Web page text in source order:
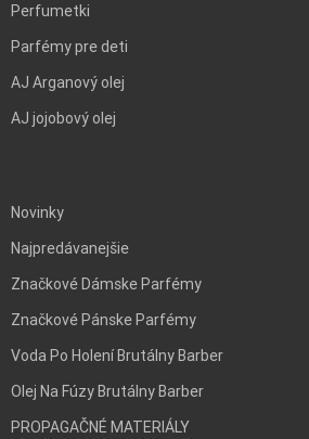
Perfumetki
Parfémy pre deti
AJ Arganový olej
AJ jojobový olej
Novinky
Najpredávanejšie
Značkové Dámske Parfémy
Značkové Pánske Parfémy
Voda Po Holení Brutálny Barber
Olej Na Fúzy Brutálny Barber
PROPAGAČNÉ MATERIÁLY